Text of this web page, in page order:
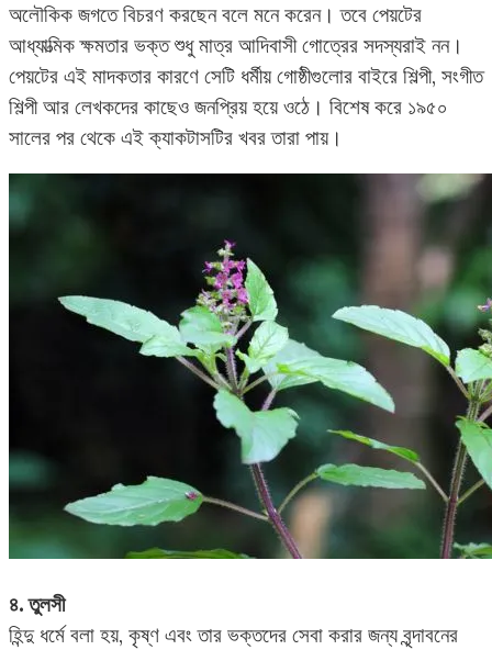
অলৌকিক জগতে বিচরণ করছেন বলে মনে করেন। তবে পেয়টের
আধ্যাত্মিক ক্ষমতার ভক্ত শুধু মাত্র আদিবাসী গোত্রের সদস্যরাই নন।
পেয়টের এই মাদকতার কারণে সেটি ধর্মীয় গোষ্ঠীগুলোর বাইরে শিল্পী, সংগীত
শিল্পী আর লেখকদের কাছেও জনপ্রিয় হয়ে ওঠে। বিশেষ করে ১৯৫০
সালের পর থেকে এই ক্যাকটাসটির খবর তারা পায়।
৪. তুলসী
হিন্দু ধর্মে বলা হয়, কৃষ্ণ এবং তার ভক্তদের সেবা করার জন্য বৃন্দাবনের